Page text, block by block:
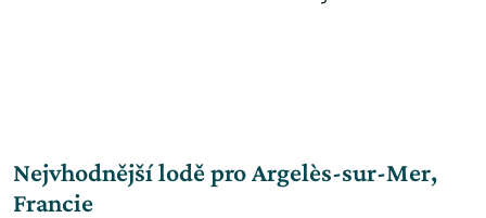
Nejvhodnější lodě pro Argelès-sur-Mer,
Francie